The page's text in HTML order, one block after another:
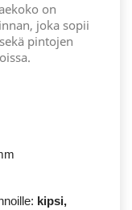
on
joka sopii
pintojen
kipsi,